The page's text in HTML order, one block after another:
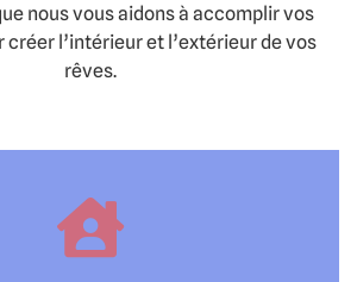
nous vous aidons à accomplir vos
créer l’intérieur et l’extérieur de vos
rêves.